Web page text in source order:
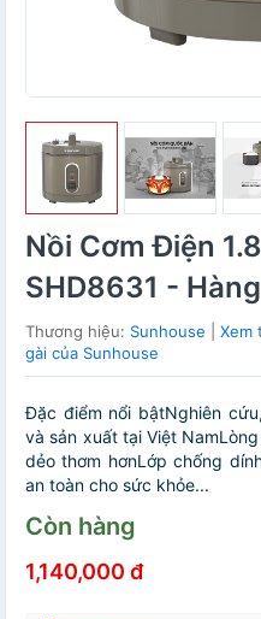
Nồi Cơm Điện
SHD8631 -
Thương hiệu: Sunhouse
Xem
gài của Sunhouse
Đặc điểm nổi bậtNghiên
và sản xuất tại Việt
dẻo thơm hơnLớp chống
an toàn cho sức khỏe...
Còn hàng
1,140,000 đ